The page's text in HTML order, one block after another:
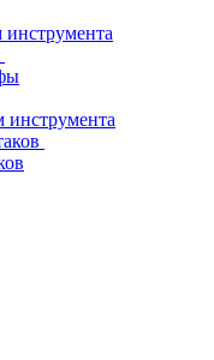
инструмента